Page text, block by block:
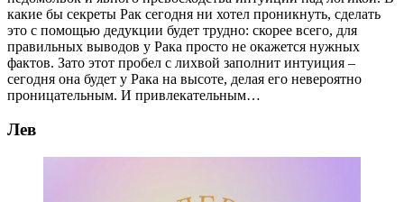
какие бы секреты Рак сегодня ни хотел проникнуть, сделать
это с помощью дедукции будет трудно: скорее всего, для
правильных выводов у Рака просто не окажется нужных
фактов. Зато этот пробел с лихвой заполнит интуиция –
сегодня она будет у Рака на высоте, делая его невероятно
проницательным. И привлекательным…
Лев